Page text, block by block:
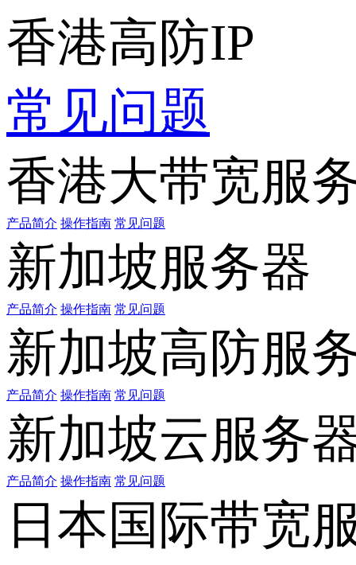
香港高防IP
常见问题
香港大带宽服
产品简介 操作指南 常见问题
新加坡服务器
产品简介 操作指南 常见问题
新加坡高防服
产品简介 操作指南 常见问题
新加坡云服务
产品简介 操作指南 常见问题
日本国际带宽